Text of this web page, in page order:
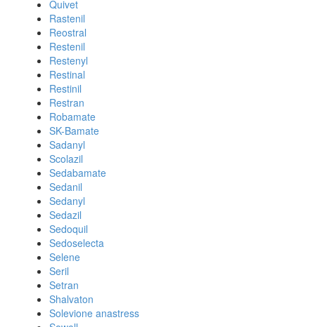
Quivet
Rastenil
Reostral
Restenil
Restenyl
Restinal
Restinil
Restran
Robamate
SK-Bamate
Sadanyl
Scolazil
Sedabamate
Sedanil
Sedanyl
Sedazil
Sedoquil
Sedoselecta
Selene
Seril
Setran
Shalvaton
Solevione anastress